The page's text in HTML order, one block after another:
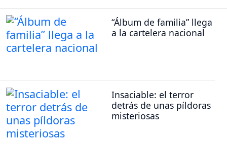
“Álbum de familia” llega
a la cartelera nacional
Insaciable: el terror
detrás de unas píldoras
misteriosas